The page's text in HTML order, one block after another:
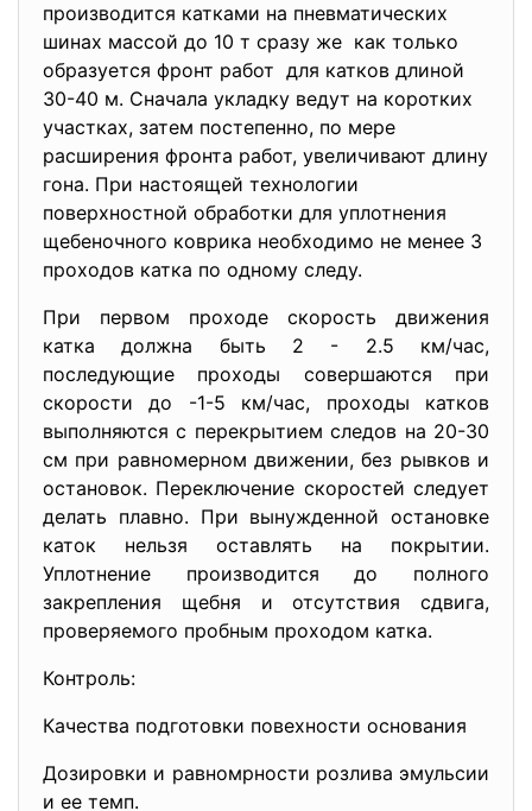
производится катками на пневматических
шинах массой до 10 т сразу же как только
образуется фронт работ для катков длиной
30-40 м. Сначала укладку ведут на коротких
участках, затем постепенно, по мере
расширения фронта работ, увеличивают длину
гона. При настоящей технологии
поверхностной обработки для уплотнения
щебеночного коврика необходимо не менее 3
проходов катка по одному следу.
При первом проходе скорость движения
катка должна быть 2 - 2.5 км/час,
последующие проходы совершаются при
скорости до -1-5 км/час, проходы катков
выполняются с перекрытием следов на 20-30
см при равномерном движении, без рывков и
остановок. Переключение скоростей следует
делать плавно. При вынужденной остановке
каток нельзя оставлять на покрытии.
Уплотнение производится до полного
закрепления щебня и отсутствия сдвига,
проверяемого пробным проходом катка.
Контроль:
Качества подготовки повехности основания
Дозировки и равномрности розлива эмульсии
и ее темп.